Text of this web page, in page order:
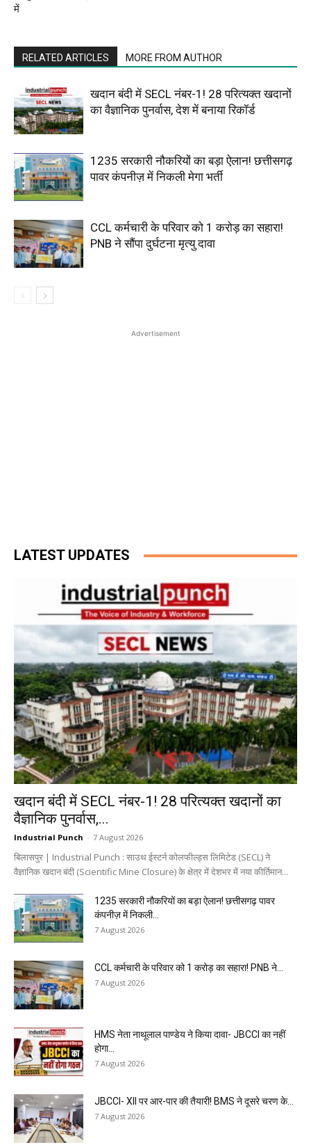
में
RELATED ARTICLES MORE FROM AUTHOR
खदान बंदी में SECL नंबर-1! 28 परित्यक्त खदानों
का वैज्ञानिक पुनर्वास, देश में बनाया रिकॉर्ड
1235 सरकारी नौकरियों का बड़ा ऐलान! छत्तीसगढ़
पावर कंपनीज़ में निकली मेगा भर्ती
CCL कर्मचारी के परिवार को ₹1 करोड़ का सहारा!
PNB ने सौंपा दुर्घटना मृत्यु दावा
Advertisement
LATEST UPDATES
खदान बंदी में SECL नंबर-1! 28 परित्यक्त खदानों का
वैज्ञानिक पुनर्वास,...
Industrial Punch - 7 August 2026
बिलासपुर | Industrial Punch : साउथ ईस्टर्न कोलफील्ड्स लिमिटेड (SECL) ने
वैज्ञानिक खदान बंदी (Scientific Mine Closure) के क्षेत्र में देशभर में नया कीर्तिमान...
1235 सरकारी नौकरियों का बड़ा ऐलान! छत्तीसगढ़ पावर
कंपनीज़ में निकली...
7 August 2026
CCL कर्मचारी के परिवार को ₹1 करोड़ का सहारा! PNB ने...
7 August 2026
HMS नेता नाथूलाल पाण्डेय ने किया दावा- JBCCI का नहीं
होगा...
7 August 2026
JBCCI- XII पर आर-पार की तैयारी! BMS ने दूसरे चरण के...
7 August 2026